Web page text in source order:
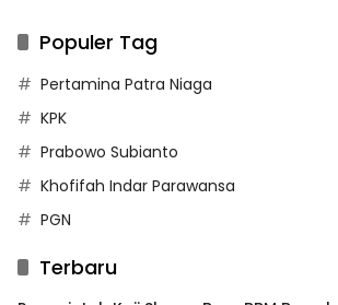
Populer Tag
Pertamina Patra Niaga
KPK
Prabowo Subianto
Khofifah Indar Parawansa
PGN
Terbaru